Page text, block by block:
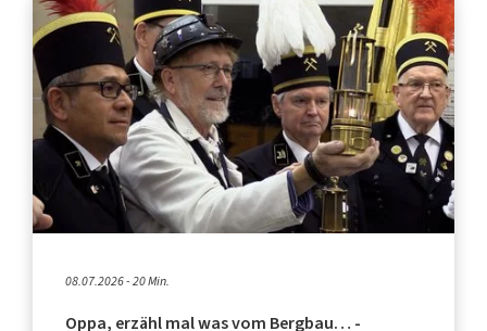
08.07.2026 - 20 Min.
Oppa, erzähl mal was vom Bergbau… -